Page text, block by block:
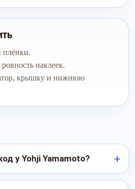
плёнки.
наклеек.
крышку и нижнюю
у Yohji Yamamoto?